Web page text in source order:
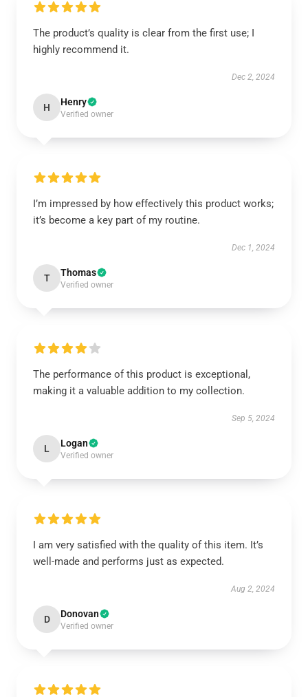
The product’s quality is clear from the first use; I
highly recommend it.
Dec 2, 2024
H Henry
Verified owner
I’m impressed by how effectively this product works;
it’s become a key part of my routine.
Dec 1, 2024
T Thomas
Verified owner
The performance of this product is exceptional,
making it a valuable addition to my collection.
Sep 5, 2024
L Logan
Verified owner
I am very satisfied with the quality of this item. It’s
well-made and performs just as expected.
Aug 2, 2024
D Donovan
Verified owner